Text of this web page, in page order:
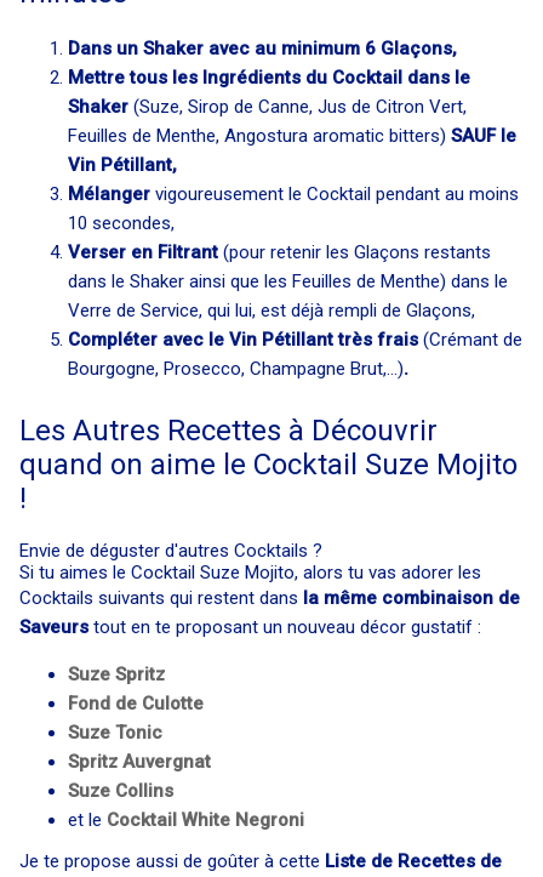
Dans un Shaker avec au minimum 6 Glaçons,
Mettre tous les Ingrédients du Cocktail dans le
Shaker (Suze, Sirop de Canne, Jus de Citron Vert,
Feuilles de Menthe, Angostura aromatic bitters) SAUF le
Vin Pétillant,
Mélanger vigoureusement le Cocktail pendant au moins
10 secondes,
Verser en Filtrant (pour retenir les Glaçons restants
dans le Shaker ainsi que les Feuilles de Menthe) dans le
Verre de Service, qui lui, est déjà rempli de Glaçons,
Compléter avec le Vin Pétillant très frais (Crémant de
Bourgogne, Prosecco, Champagne Brut,...).
Les Autres Recettes à Découvrir
quand on aime le Cocktail Suze Mojito
!
Envie de déguster d'autres Cocktails ?
Si tu aimes le Cocktail Suze Mojito, alors tu vas adorer les
Cocktails suivants qui restent dans la même combinaison de
Saveurs tout en te proposant un nouveau décor gustatif :
Suze Spritz
Fond de Culotte
Suze Tonic
Spritz Auvergnat
Suze Collins
et le Cocktail White Negroni
Je te propose aussi de goûter à cette Liste de Recettes de